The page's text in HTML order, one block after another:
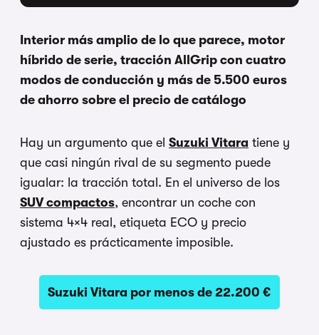
Interior más amplio de lo que parece, motor
híbrido de serie, tracción AllGrip con cuatro
modos de conducción y más de 5.500 euros
de ahorro sobre el precio de catálogo
Hay un argumento que el Suzuki Vitara tiene y
que casi ningún rival de su segmento puede
igualar: la tracción total. En el universo de los
SUV compactos, encontrar un coche con
sistema 4×4 real, etiqueta ECO y precio
ajustado es prácticamente imposible.
Suzuki Vitara por menos de 22.200 €